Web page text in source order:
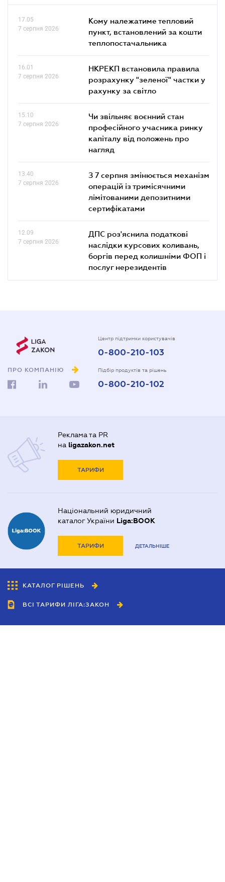
17.05
7 серпня 2026
Кому належатиме тепловий
пункт, встановлений за кошти
теплопостачальника
16.01
7 серпня 2026
НКРЕКП встановила правила
розрахунку "зеленої" частки у
рахунку за світло
15.10
7 серпня 2026
Чи звільняє воєнний стан
професійного учасника ринку
капіталу від положень про
нагляд
13.40
7 серпня 2026
З 7 серпня змінюється механізм
операцій із тримісячними
лімітованими депозитними
сертифікатами
12.09
7 серпня 2026
ДПС роз'яснила податкові
наслідки курсових коливань,
боргів перед колишніми ФОП і
послуг нерезидентів
ПРО КОМПАНІЮ
Центр підтримки користувачів
0-800-210-103
Підбір продуктів та рішень
0-800-210-102
Реклама та PR
на ligazakon.net
ТАРИФИ
Національний юридичний
каталог України Liga:BOOK
ТАРИФИ ДЕТАЛЬНІШЕ
КАТАЛОГ РІШЕНЬ
ВСІ ТАРИФИ ЛІГА:ЗАКОН